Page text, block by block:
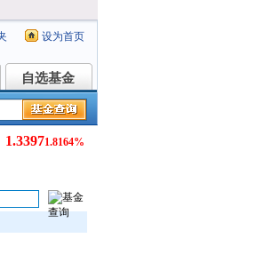
设为首页
自选基金
自选基金
1.33971.8164%